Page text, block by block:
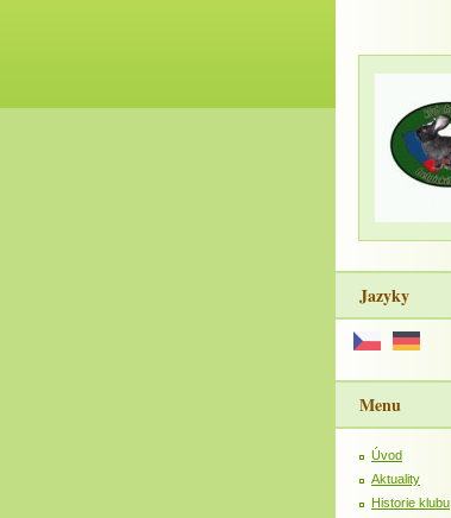
Jazyky
Menu
Úvod
Aktuality
Historie klubu